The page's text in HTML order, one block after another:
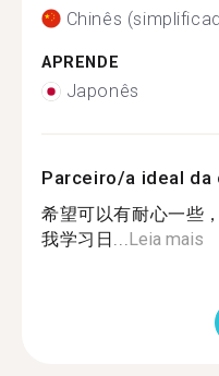
Chinês
APRENDE
Japonês
Parceiro/a ideal da
希望可以有耐心一些
我学习日...Leia mais